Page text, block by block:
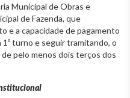
Municipal de Obras e
de Fazenda, que
e a capacidade de pagamento
turno e seguir tramitando, o
pelo menos dois terços dos